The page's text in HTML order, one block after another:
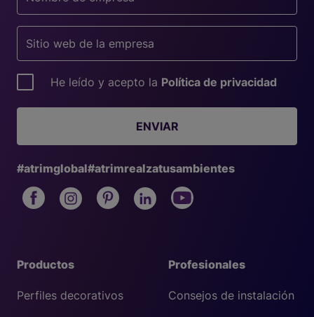
Profesionales
Consejos de instalación
Productos
Perfiles decorativos
He leído y acepto la Política de privacidad
ENVIAR
#atrimglobal#atrimrealzatusambientes